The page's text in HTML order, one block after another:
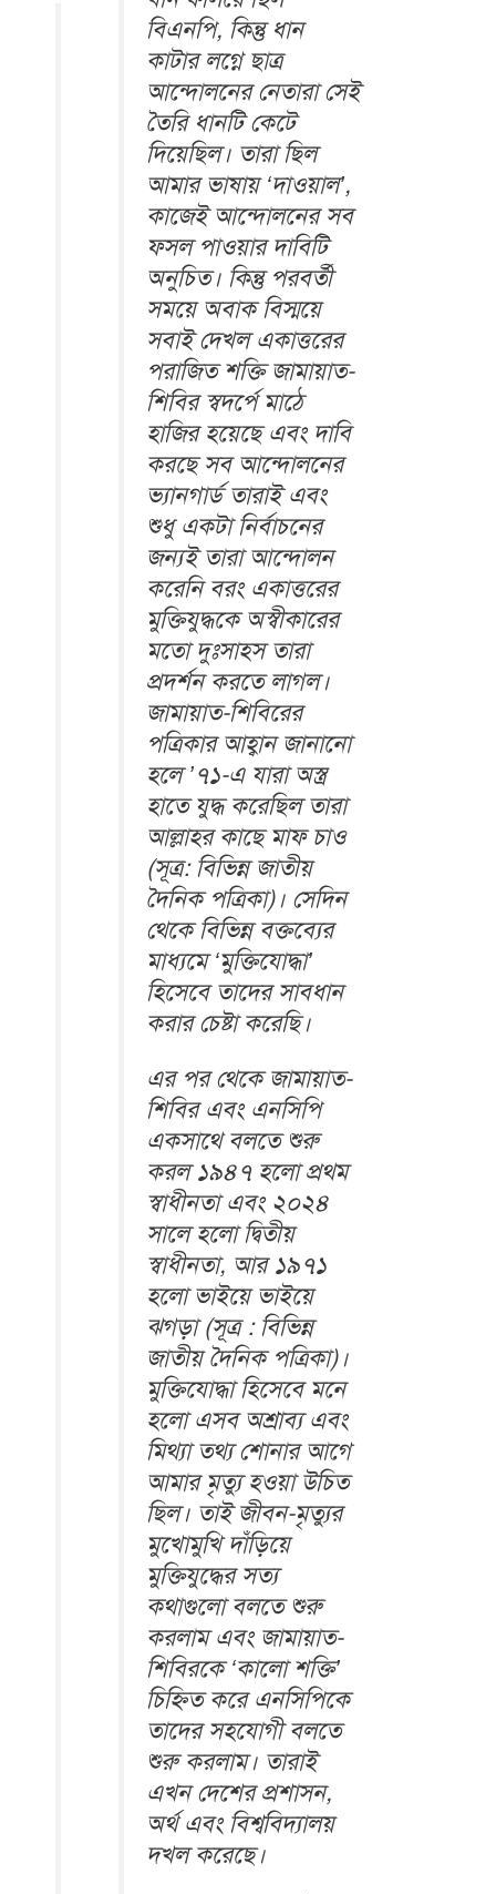
বিএনপি, কিন্তু ধান
কাটার লগ্নে ছাত্র
আন্দোলনের নেতারা সেই
তৈরি ধানটি কেটে
দিয়েছিল। তারা ছিল
আমার ভাষায় ‘দাওয়াল’,
কাজেই আন্দোলনের সব
ফসল পাওয়ার দাবিটি
অনুচিত। কিন্তু পরবর্তী
সময়ে অবাক বিস্ময়ে
সবাই দেখল একাত্তরের
পরাজিত শক্তি জামায়াত-
শিবির স্বদর্পে মাঠে
হাজির হয়েছে এবং দাবি
করছে সব আন্দোলনের
ভ্যানগার্ড তারাই এবং
শুধু একটা নির্বাচনের
জন্যই তারা আন্দোলন
করেনি বরং একাত্তরের
মুক্তিযুদ্ধকে অস্বীকারের
মতো দুঃসাহস তারা
প্রদর্শন করতে লাগল।
জামায়াত-শিবিরের
পত্রিকার আহ্বান জানানো
হলে ’৭১-এ যারা অস্ত্র
হাতে যুদ্ধ করেছিল তারা
আল্লাহর কাছে মাফ চাও
(সূত্র: বিভিন্ন জাতীয়
দৈনিক পত্রিকা)। সেদিন
থেকে বিভিন্ন বক্তব্যের
মাধ্যমে ‘মুক্তিযোদ্ধা’
হিসেবে তাদের সাবধান
করার চেষ্টা করেছি।
এর পর থেকে জামায়াত-
শিবির এবং এনসিপি
একসাথে বলতে শুরু
করল ১৯৪৭ হলো প্রথম
স্বাধীনতা এবং ২০২৪
সালে হলো দ্বিতীয়
স্বাধীনতা, আর ১৯৭১
হলো ভাইয়ে ভাইয়ে
ঝগড়া (সূত্র : বিভিন্ন
জাতীয় দৈনিক পত্রিকা)।
মুক্তিযোদ্ধা হিসেবে মনে
হলো এসব অশ্রাব্য এবং
মিথ্যা তথ্য শোনার আগে
আমার মৃত্যু হওয়া উচিত
ছিল। তাই জীবন-মৃত্যুর
মুখোমুখি দাঁড়িয়ে
মুক্তিযুদ্ধের সত্য
কথাগুলো বলতে শুরু
করলাম এবং জামায়াত-
শিবিরকে ‘কালো শক্তি’
চিহ্নিত করে এনসিপিকে
তাদের সহযোগী বলতে
শুরু করলাম। তারাই
এখন দেশের প্রশাসন,
অর্থ এবং বিশ্ববিদ্যালয়
দখল করেছে।